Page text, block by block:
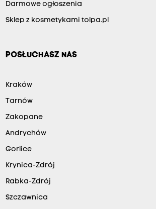
Darmowe ogłoszenia
Sklep z kosmetykami tolpa.pl
POSŁUCHASZ NAS
Kraków
Tarnów
Zakopane
Andrychów
Gorlice
Krynica-Zdrój
Rabka-Zdrój
Szczawnica